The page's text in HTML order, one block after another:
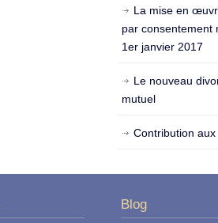
La mise en
par consentement
1er janvier 2017
Le nouveau
mutuel
Contribution
Blog